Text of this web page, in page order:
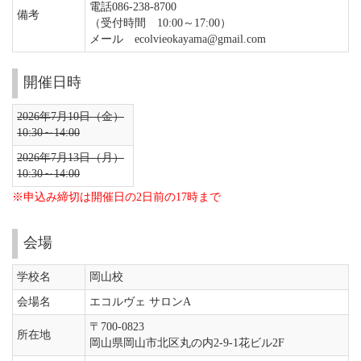
備考
電話086-238-8700
（受付時間 10:00～17:00）
メール ecolvieokayama@gmail.com
開催日時
2026年7月10日（金）
10:30～14:00
2026年7月13日（月）
10:30～14:00
※申込み締切は開催日の2日前の17時まで
会場
学校名 岡山校
会場名 エコルヴェ サロンA
所在地
〒700-0823
岡山県岡山市北区丸の内2-9-1花ビル2F